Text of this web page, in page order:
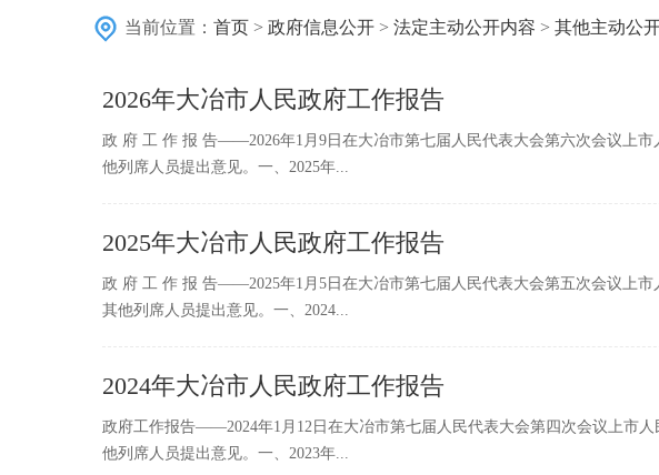
当前位置： 首页 > 政府信息公开 > 法定主动公开内容 > 其他主动公
2026年大冶市人民政府工作报告
政 府 工 作 报 告——2026年1月9日在大冶市第七届人民代表大会第六次会议上
他列席人员提出意见。一、2025年...
2025年大冶市人民政府工作报告
政 府 工 作 报 告——2025年1月5日在大冶市第七届人民代表大会第五次会议上
其他列席人员提出意见。一、2024...
2024年大冶市人民政府工作报告
政府工作报告——2024年1月12日在大冶市第七届人民代表大会第四次会议上市
他列席人员提出意见。一、2023年...